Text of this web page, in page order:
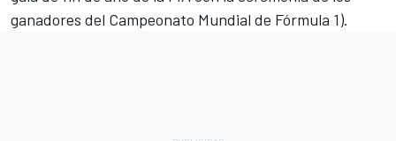
ganadores del Campeonato Mundial de Fórmula 1).